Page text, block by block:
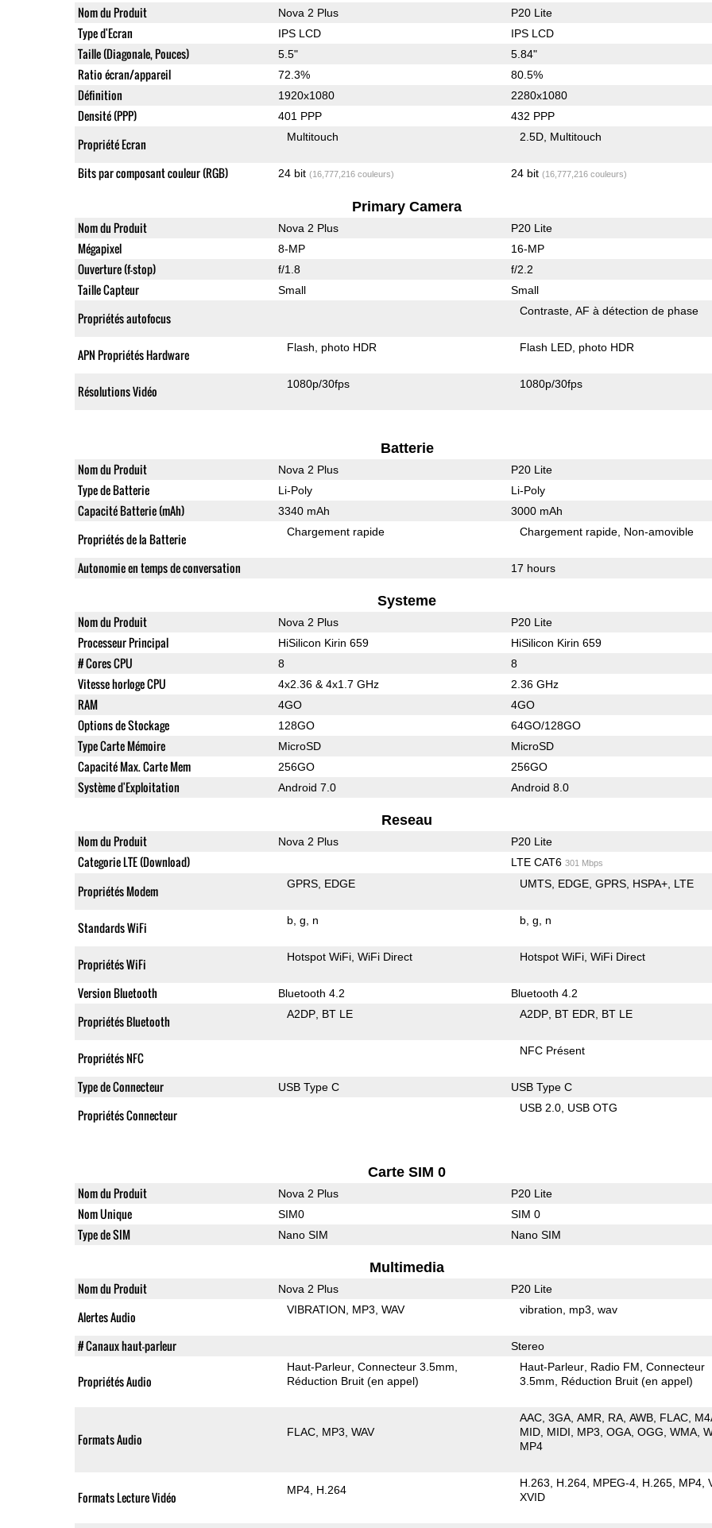
Nom du Produit Nova 2 Plus P20 Lite
Type d'Ecran IPS LCD IPS LCD
Taille (Diagonale, Pouces) 5.5" 5.84"
Ratio écran/appareil 72.3% 80.5%
Définition 1920x1080 2280x1080
Densité (PPP) 401 PPP 432 PPP
Propriété Ecran Multitouch 2.5D Multitouch
Bits par composant couleur (RGB) 24 bit (16,777,216 couleurs) 24 bit (16,777,216 couleurs)
Primary Camera
Nom du Produit Nova 2 Plus P20 Lite
Mégapixel 8-MP 16-MP
Ouverture (f-stop) f/1.8 f/2.2
Taille Capteur Small Small
Propriétés autofocus Contraste AF à détection de phase
APN Propriétés Hardware Flash photo HDR Flash LED photo HDR
Résolutions Vidéo 1080p/30fps 1080p/30fps
Batterie
Nom du Produit Nova 2 Plus P20 Lite
Type de Batterie Li-Poly Li-Poly
Capacité Batterie (mAh) 3340 mAh 3000 mAh
Propriétés de la Batterie Chargement rapide Chargement rapide Non-amovible
Autonomie en temps de conversation 17 hours
Systeme
Nom du Produit Nova 2 Plus P20 Lite
Processeur Principal HiSilicon Kirin 659 HiSilicon Kirin 659
# Cores CPU 8 8
Vitesse horloge CPU 4x2.36 & 4x1.7 GHz 2.36 GHz
RAM 4GO 4GO
Options de Stockage 128GO 64GO/128GO
Type Carte Mémoire MicroSD MicroSD
Capacité Max. Carte Mem 256GO 256GO
Système d'Exploitation Android 7.0 Android 8.0
Reseau
Nom du Produit Nova 2 Plus P20 Lite
Categorie LTE (Download) LTE CAT6 301 Mbps
Propriétés Modem GPRS EDGE UMTS EDGE GPRS HSPA+ LTE
Standards WiFi b g n b g n
Propriétés WiFi Hotspot WiFi WiFi Direct Hotspot WiFi WiFi Direct
Version Bluetooth Bluetooth 4.2 Bluetooth 4.2
Propriétés Bluetooth A2DP BT LE A2DP BT EDR BT LE
Propriétés NFC NFC Présent
Type de Connecteur USB Type C USB Type C
Propriétés Connecteur USB 2.0 USB OTG
Carte SIM 0
Nom du Produit Nova 2 Plus P20 Lite
Nom Unique SIM0 SIM 0
Type de SIM Nano SIM Nano SIM
Multimedia
Nom du Produit Nova 2 Plus P20 Lite
Alertes Audio VIBRATION MP3 WAV vibration mp3 wav
# Canaux haut-parleur Stereo
Propriétés Audio
Haut-Parleur Connecteur 3.5mm
Réduction Bruit (en appel)
Haut-Parleur Radio FM Connecteur
3.5mm
Réduction Bruit (en appel)
Formats Audio FLAC MP3 WAV
AAC 3GA AMR RA AWB FLAC
MID MIDI MP3 OGA OGG WMA
MP4
Formats Lecture Vidéo MP4 H.264
H.263 H.264 MPEG-4 H.265 MP4
XVID